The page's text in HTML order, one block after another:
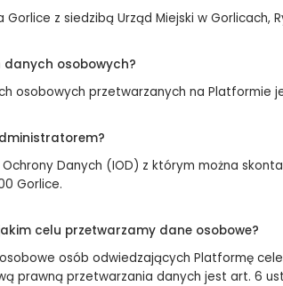
Gorlice z siedzibą Urząd Miejski w Gorlicach,
osobowych?
osobowych przetwarzanych na Platformie
Danych (IOD) z którym można
Gorlice.
celu przetwarzamy dane osobowe?
osób odwiedzających Platformę
prawną przetwarzania danych jest art. 6